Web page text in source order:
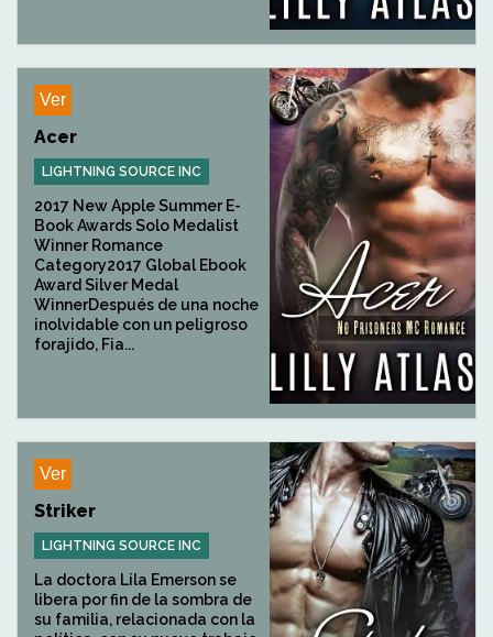
Ver
Acer
LIGHTNING SOURCE INC
2017 New Apple Summer E-
Book Awards Solo Medalist
Winner Romance
Category2017 Global Ebook
Award Silver Medal
WinnerDespués de una noche
inolvidable con un peligroso
forajido, Fia...
Ver
Striker
LIGHTNING SOURCE INC
La doctora Lila Emerson se
libera por fin de la sombra de
su familia, relacionada con la